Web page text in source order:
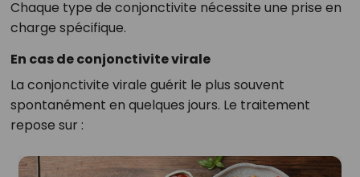
Chaque type de conjonctivite nécessite une prise en
charge spécifique.
En cas de conjonctivite virale
La conjonctivite virale guérit le plus souvent
spontanément en quelques jours. Le traitement
repose sur :